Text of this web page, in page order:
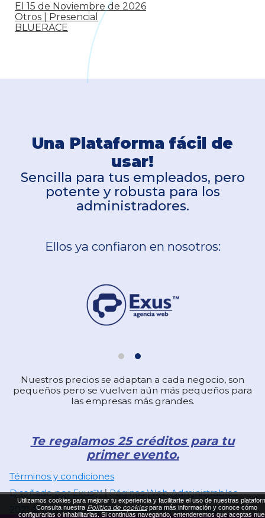
El 15 de Noviembre de 2026
Otros | Presencial
BLUERACE
Una Plataforma fácil de
usar!
Sencilla para tus empleados, pero
potente y robusta para los
administradores.
Ellos ya confiaron en nosotros:
Nuestros precios se adaptan a cada negocio, son
pequeños pero se vuelven aún más pequeños para
las empresas más grandes.
Te regalamos 25 créditos para tu
primer evento.
Términos y condiciones
Diseñado por Exus™|Páginas Web Administrables
2021 © Exus Agencia Web. Todos los derechos
Utilizamos cookies para mejorar tu experiencia y facilitarte el uso de nuestras
Consulta nuestra Política de cookiespara más información y conoce cómo
configurarlas o inhabilitarlas. Si continúas navegando, entenderemos que aceptas